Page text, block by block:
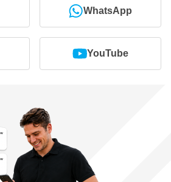
WhatsApp
YouTube